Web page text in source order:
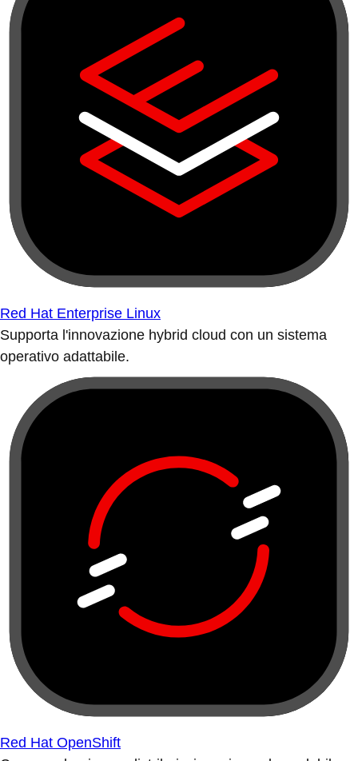
Red Hat Enterprise Linux
Supporta l'innovazione hybrid cloud con un sistema
operativo adattabile.
Red Hat OpenShift